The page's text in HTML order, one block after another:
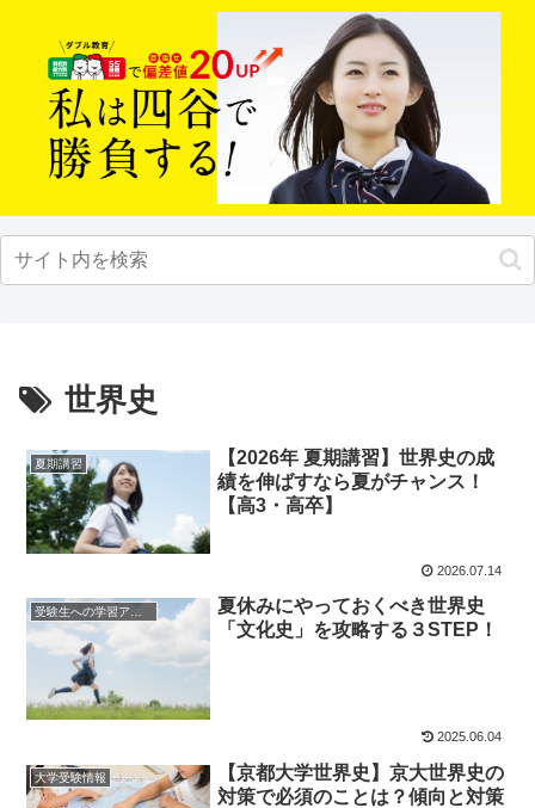
世界史
夏期講習
【2026年 夏期講習】世界史の成
績を伸ばすなら夏がチャンス！
【高3・高卒】
2026.07.14
夏休みにやっておくべき世界史
「文化史」を攻略する３STEP！
2025.06.04
大学受験情報
【京都大学世界史】京大世界史の
対策で必須のことは？傾向と対策